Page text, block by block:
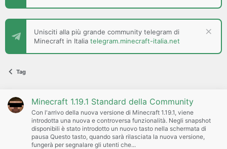
Unisciti alla più grande community telegram di
Minecraft in Italia telegram.minecraft-italia.net
Tag
Minecraft 1.19.1 Standard della Community
Con l'arrivo della nuova versione di Minecraft 1.19.1, viene
introdotta una nuova e controversa funzionalità. Negli snapshot
disponibili è stato introdotto un nuovo tasto nella schermata di
pausa Questo tasto, quando sarà rilasciata la nuova versione,
fungerà per segnalare gli utenti che...